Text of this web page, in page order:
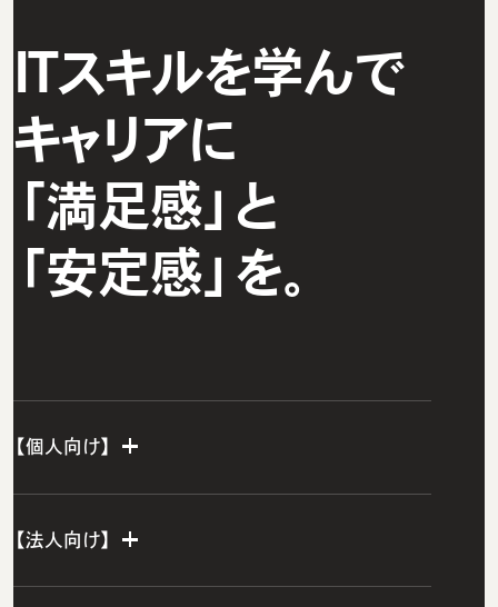
ITスキルを学んで
キャリアに
「満足感」と
「安定感」を。
【個人向け】
【法人向け】